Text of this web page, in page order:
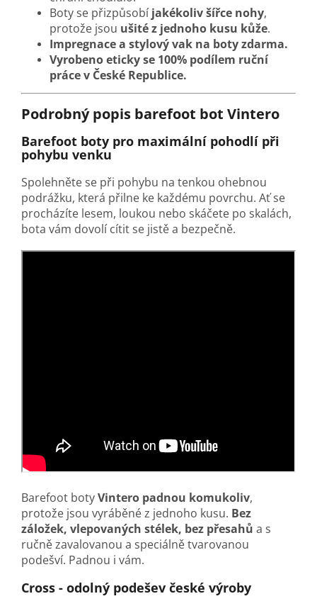
Boty se přizpůsobí jakékoliv šířce nohy,
protože jsou ušité z jednoho kusu kůže.
Impregnace a stylový vak na boty zdarma.
Vyrobeno eticky se 100% podílem ruční
práce v České Republice.
Podrobný popis barefoot bot Vintero
Barefoot boty pro maximální pohodlí při
pohybu venku
Spolehněte se při pohybu na tenkou ohebnou
podrážku, která přilne ke každému povrchu. Ať se
procházíte lesem, loukou nebo skáčete po skalách,
bota vám dovolí cítit se jistě a bezpečně.
Barefoot botyVintero padnou komukoliv,
protože jsou vyráběné z jednoho kusu. Bez
záložek, vlepovaných stélek, bez přesahů a s
ručně zavalovanou a speciálně tvarovanou
podešví. Padnou i vám.
Cross - odolný podešev české výroby